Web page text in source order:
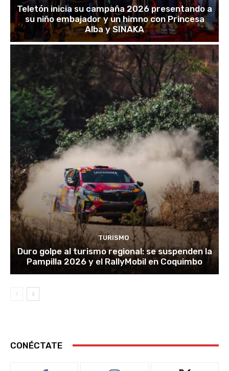
Teletón inicia su campaña 2026 presentando a
su niño embajador y un himno con Princesa
Alba y SINAKA
TURISMO
Duro golpe al turismo regional: se suspenden la
Pampilla 2026 y el RallyMobil en Coquimbo
CONÉCTATE